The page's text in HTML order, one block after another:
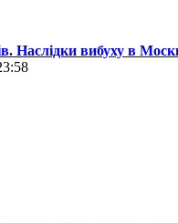
Наслідки вибуху в